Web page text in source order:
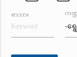
စာသား ကဏ္